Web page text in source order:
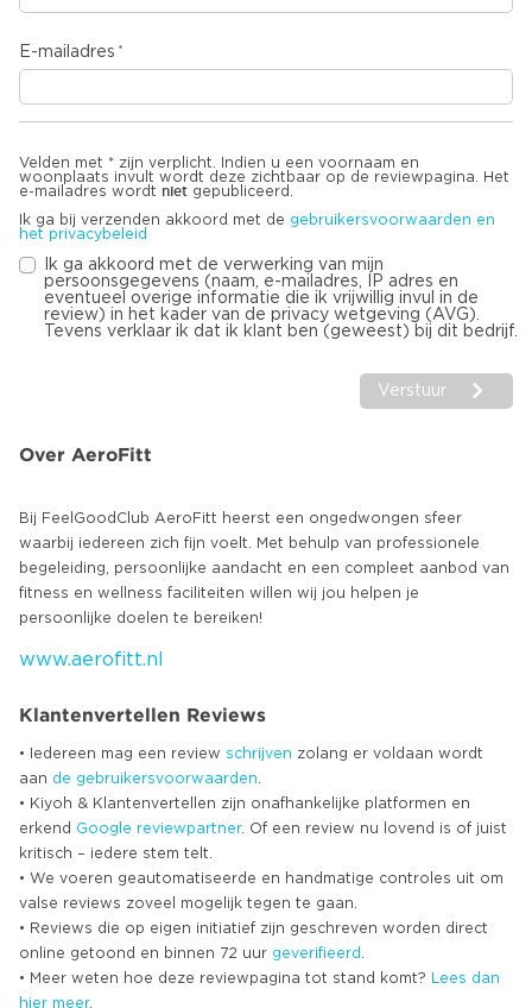
E-mailadres
Velden met * zijn verplicht. Indien u een voornaam en
woonplaats invult wordt deze zichtbaar op de reviewpagina. Het
e-mailadres wordt niet gepubliceerd.
Ik ga bij verzenden akkoord met de gebruikersvoorwaarden en
het privacybeleid
Ik ga akkoord met de verwerking van mijn
persoonsgegevens (naam, e-mailadres, IP adres en
eventueel overige informatie die ik vrijwillig invul in de
review) in het kader van de privacy wetgeving (AVG).
Tevens verklaar ik dat ik klant ben (geweest) bij dit bedrijf.
Verstuur
Over AeroFitt
Bij FeelGoodClub AeroFitt heerst een ongedwongen sfeer
waarbij iedereen zich fijn voelt. Met behulp van professionele
begeleiding, persoonlijke aandacht en een compleet aanbod van
fitness en wellness faciliteiten willen wij jou helpen je
www.aerofitt.nl
Klantenvertellen Reviews
• Iedereen mag een review schrijven zolang er voldaan wordt
aan de gebruikersvoorwaarden
• Kiyoh & Klantenvertellen zijn onafhankelijke platformen en
erkend Google reviewpartner. Of een review nu lovend is of juist
kritisch – iedere stem telt.
• We voeren geautomatiseerde en handmatige controles uit om
valse reviews zoveel mogelijk tegen te gaan.
• Reviews die op eigen initiatief zijn geschreven worden direct
online getoond en binnen 72 uur geverifieerd
• Meer weten hoe deze reviewpagina tot stand komt?
Lees dan
hier meer.